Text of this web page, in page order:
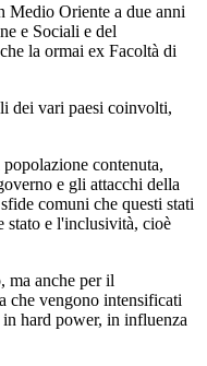
Medio Oriente a due anni
e Sociali e del
la ormai ex Facoltà di
dei vari paesi coinvolti,
contenuta,
e gli attacchi della
comuni che questi stati
stato e l'inclusività, cioè
ma anche per il
che vengono intensificati
hard power, in influenza